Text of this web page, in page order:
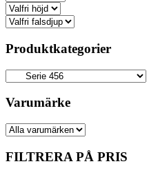
Produktkategorier
Varumärke
FILTRERA PÅ PRIS